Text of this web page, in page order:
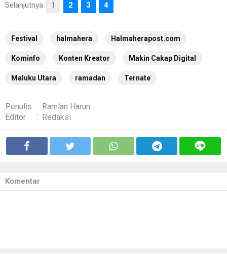
Selanjutnya 1 2 3 4
Festival halmahera Halmaherapost.com
Kominfo Konten Kreator Makin Cakap Digital
Maluku Utara ramadan Ternate
Penulis : Ramlan Harun
Editor
: Redaksi
Komentar